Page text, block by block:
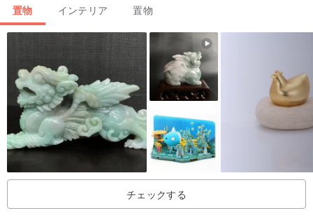
置物 インテリア 置物
チェックする